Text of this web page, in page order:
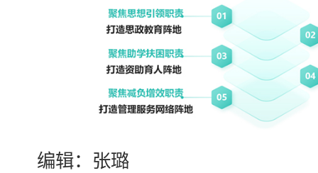
编辑：张璐